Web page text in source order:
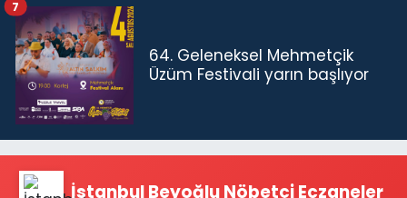
64. Geleneksel Mehmetçik
Üzüm Festivali yarın başlıyor
7
İstanbul Beyoğlu Nöbetçi Eczaneler